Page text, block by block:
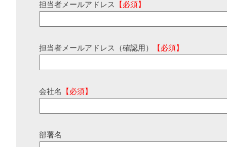
担当者メールアドレス 【必須】
担当者メールアドレス（確認用） 【必須】
会社名 【必須】
部署名